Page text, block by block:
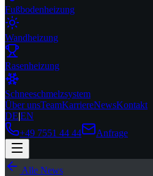
Fußbodenheizung
Wandheizung
Rasenheizung
Schneeschmelzsystem
Über unsTeamKarriereNewsKontakt
DE|EN
+49 7551 44 44
Anfrage
Alle News